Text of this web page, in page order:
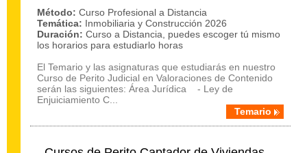
Método: Curso Profesional a Distancia
Temática: Inmobiliaria y Construcción 2026
Duración: Curso a Distancia, puedes escoger tú mismo
los horarios para estudiarlo horas
El Temario y las asignaturas que estudiarás en nuestro
Curso de Perito Judicial en Valoraciones de Contenido
serán las siguientes: Área Jurídica - Ley de
Enjuiciamiento C...
Temario